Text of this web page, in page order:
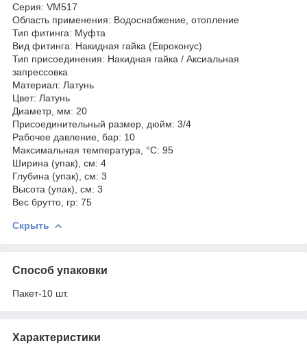
Серия: VM517
Область применения: Водоснабжение, отопление
Тип фитинга: Муфта
Вид фитинга: Накидная гайка (Евроконус)
Тип присоединения: Накидная гайка / Аксиальная
запрессовка
Материал: Латунь
Цвет: Латунь
Диаметр, мм: 20
Присоединительный размер, дюйм: 3/4
Рабочее давление, бар: 10
Максимальная температура, °С: 95
Ширина (упак), см: 4
Глубина (упак), см: 3
Высота (упак), см: 3
Вес брутто, гр: 75
Скрыть
Способ упаковки
Пакет-10 шт.
Характеристики